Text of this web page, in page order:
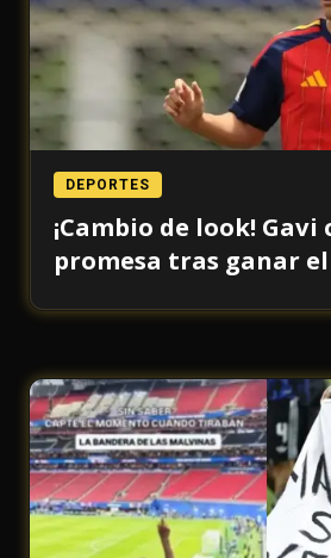
DEPORTES
¡Cambio de look! Gavi
promesa tras ganar